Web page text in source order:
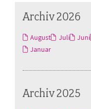
Archiv 2026
August Juli Juni
Januar
Archiv 2025